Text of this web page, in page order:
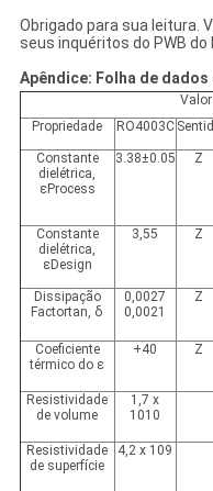
Obrigado para sua leitura.
seus inquéritos do PWB do
Apêndice: Folha de dados
Propriedade
RO4003C
Constante
dielétrica,
εProcess
3.38±0.05 Z
Constante
dielétrica,
εDesign
3,55 Z
Dissipação
Factortan, δ
0,0027
0,0021
Z
Coeficiente
térmico do ε
+40 Z
Resistividade
de volume
1,7 x
1010
Resistividade
de superfície
4,2 x 109